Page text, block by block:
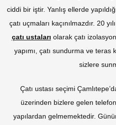
ciddi bir iştir. Yanlış ellerde
çatı uçmaları kaçınılmazdır. 20
çatı ustaları olarak çatı
yapımı, çatı sundurma ve
sizlere
Çatı ustası seçimi
üzerinden bizlere gelen
yapılardan gelmemektedir.